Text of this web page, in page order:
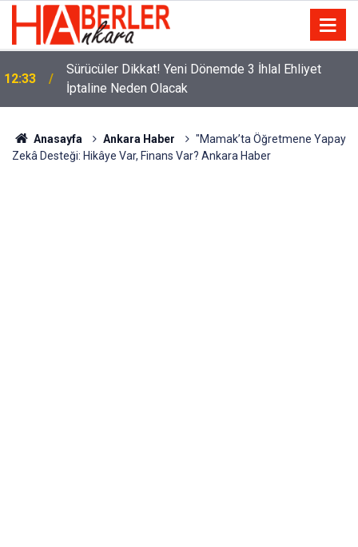
12:33
Sürücüler Dikkat! Yeni Dönemde 3 İhlal Ehliyet
İptaline Neden Olacak
Anasayfa Ankara Haber
"Mamak’ta Öğretmene Yapay
Zekâ Desteği: Hikâye Var, Finans Var? Ankara Haber